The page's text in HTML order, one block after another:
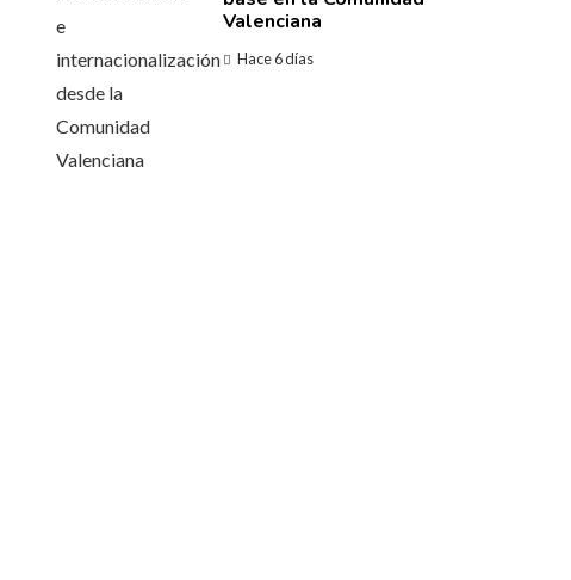
Valenciana
Hace 6 días